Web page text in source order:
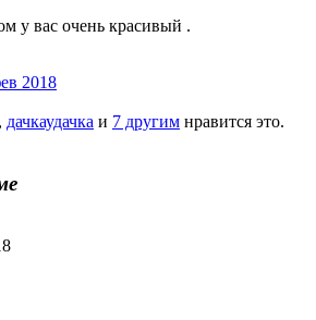
у вас очень красивый .
2018
, дачкаудачка и 7 другим нравится это.